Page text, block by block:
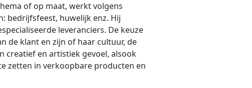
of op maat, werkt volgens
bedrijfsfeest, huwelijk enz. Hij
leveranciers. De keuze
de klant en zijn of haar cultuur, de
creatief en artistiek gevoel, alsook
zetten in verkoopbare producten en